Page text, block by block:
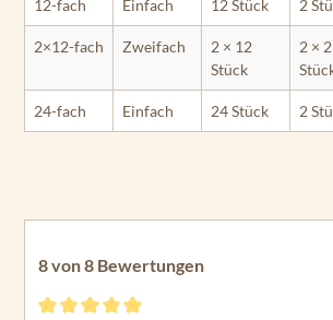
12-fach Einfach 12 Stück 2
2×12-fach Zweifach
2 × 12
Stück
2 × 2
24-fach Einfach 24 Stück 2
8 von 8 Bewertungen